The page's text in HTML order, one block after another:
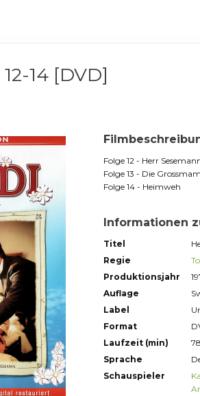
14 [DVD]
Folge 12 - Herr
Folge 13 - Die
Folge 14 - Heimweh
Informationen
Titel
Regie
Produktionsjahr
Auflage
Label
Format
Laufzeit (min)
78
Sprache
Schauspieler